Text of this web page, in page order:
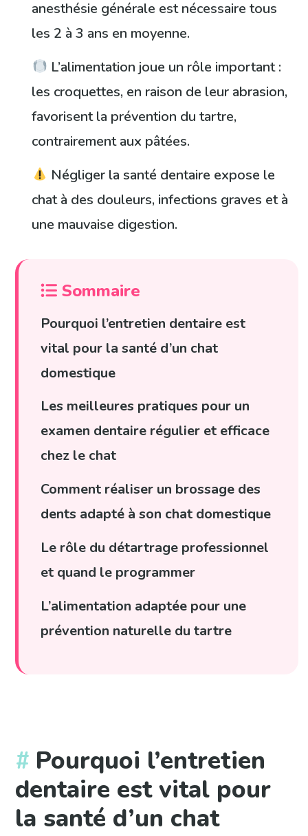
anesthésie générale est nécessaire tous
les 2 à 3 ans en moyenne.
L’alimentation joue un rôle important :
les croquettes, en raison de leur abrasion,
favorisent la prévention du tartre,
contrairement aux pâtées.
Négliger la santé dentaire expose le
chat à des douleurs, infections graves et à
une mauvaise digestion.
Sommaire
Pourquoi l’entretien dentaire est
vital pour la santé d’un chat
domestique
Les meilleures pratiques pour un
examen dentaire régulier et efficace
chez le chat
Comment réaliser un brossage des
dents adapté à son chat domestique
Le rôle du détartrage professionnel
et quand le programmer
L’alimentation adaptée pour une
prévention naturelle du tartre
Pourquoi l’entretien
dentaire est vital pour
la santé d’un chat